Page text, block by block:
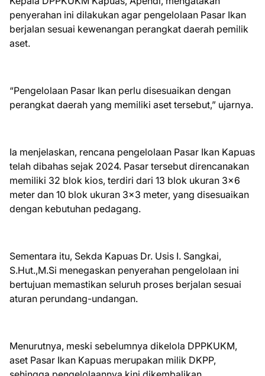
penyerahan ini dilakukan agar pengelolaan Pasar Ikan
berjalan sesuai kewenangan perangkat daerah pemilik
aset.
“Pengelolaan Pasar Ikan perlu disesuaikan dengan
perangkat daerah yang memiliki aset tersebut,” ujarnya.
Ia menjelaskan, rencana pengelolaan Pasar Ikan Kapuas
telah dibahas sejak 2024. Pasar tersebut direncanakan
memiliki 32 blok kios, terdiri dari 13 blok ukuran 3×6
meter dan 10 blok ukuran 3×3 meter, yang disesuaikan
dengan kebutuhan pedagang.
Sementara itu, Sekda Kapuas Dr. Usis I. Sangkai,
S.Hut.,M.Si menegaskan penyerahan pengelolaan ini
bertujuan memastikan seluruh proses berjalan sesuai
aturan perundang-undangan.
Menurutnya, meski sebelumnya dikelola DPPKUKM,
aset Pasar Ikan Kapuas merupakan milik DKPP,